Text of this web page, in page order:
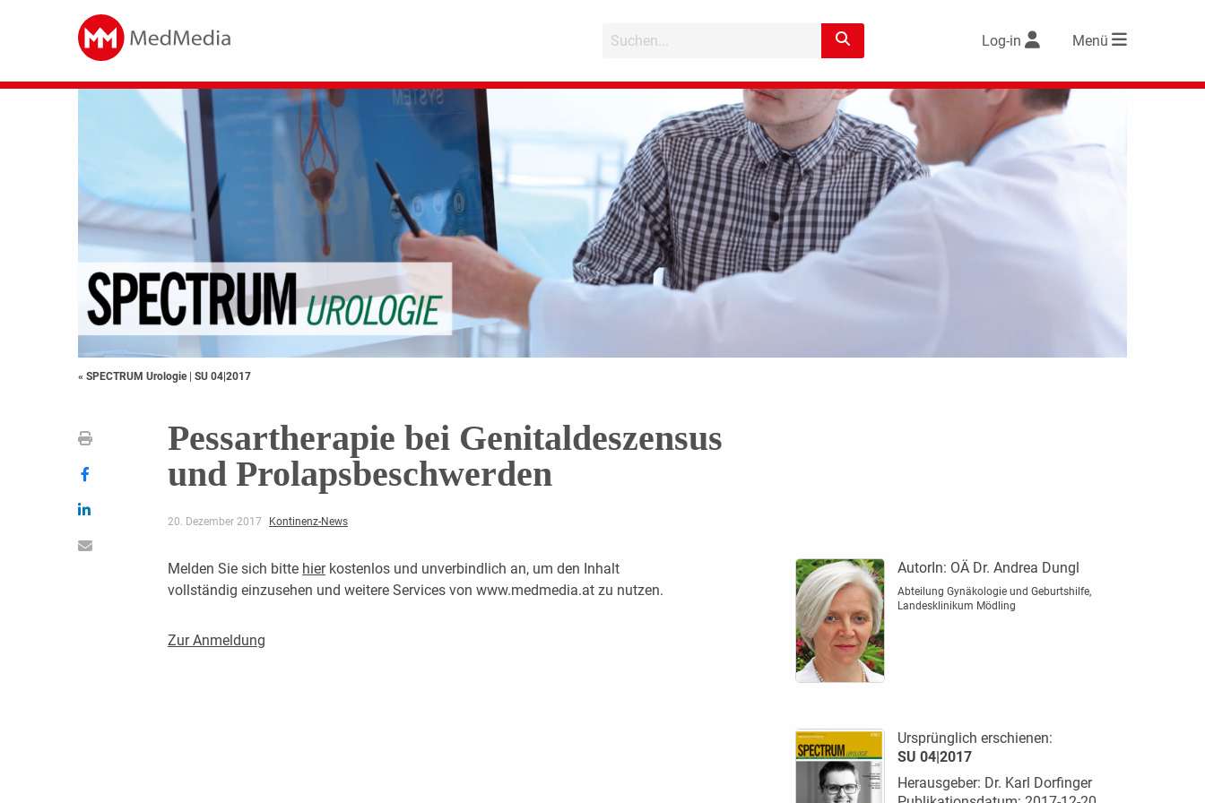
Log-in Menü
« SPECTRUM Urologie | SU 04|2017
Pessartherapie bei Genitaldeszensus
und Prolapsbeschwerden
20. Dezember 2017 Kontinenz-News
Melden Sie sich bitte hierkostenlos und unverbindlich an, um den Inhalt
vollständig einzusehen und weitere Services von www.medmedia.at zu nutzen.
Zur Anmeldung
AutorIn: OÄ Dr. Andrea Dungl
Abteilung Gynäkologie und Geburtshilfe,
Landesklinikum Mödling
Ursprünglich erschienen:
SU 04|2017
Herausgeber: Dr. Karl Dorfinger